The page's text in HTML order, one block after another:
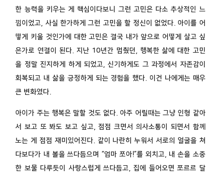
한 능력을 키우는 게 핵심이다보니 그런 고민은 다소 추상적인 느
낌이었고, 사실 한가하게 그런 고민을 할 정신이 없었다. 아이를 어
떻게 키울 것인가에 대한 고민은 결국 내가 앞으로 어떻게 살고 싶
은가로 연결이 된다. 지난 10년간 멈췄던, 행복한 삶에 대한 고민
을 정말 진지하게 하게 되었고, 신기하게도 그 과정에서 자존감이
회복되고 내 삶을 긍정하게 되는 경험을 했다. 이건 나에게는 매우
큰 변화였다.
아이가 주는 행복은 말할 것도 없다. 아주 어릴때는 그냥 인형 같아
서 보고 또 봐도 보고 싶고, 점점 크면서 의사소통이 되면서 함께
노는 게 점점 재미있어진다. 같이 나란히 누워서 서로의 얼굴을 쳐
다보다가 내 볼을 쓰다듬으며 “엄마 쪼아!”를 외치고, 내 손을 소중
한 보물 다루듯이 사랑스럽게 쓰다듬고, 집에 들어오면 쪼르르 달